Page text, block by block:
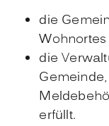
die
die
erfüllt.